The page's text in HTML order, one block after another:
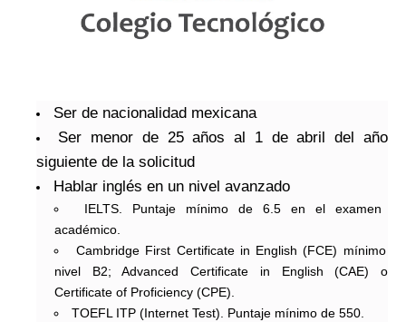
Ser de nacionalidad mexicana
Ser menor de 25 años al 1 de abril del año
siguiente de la solicitud
Hablar inglés en un nivel avanzado
IELTS. Puntaje mínimo de 6.5 en el examen
académico.
Cambridge First Certificate in English (FCE) mínimo
nivel B2; Advanced Certificate in English (CAE) o
Certificate of Proficiency (CPE).
TOEFL ITP (Internet Test). Puntaje mínimo de 550.